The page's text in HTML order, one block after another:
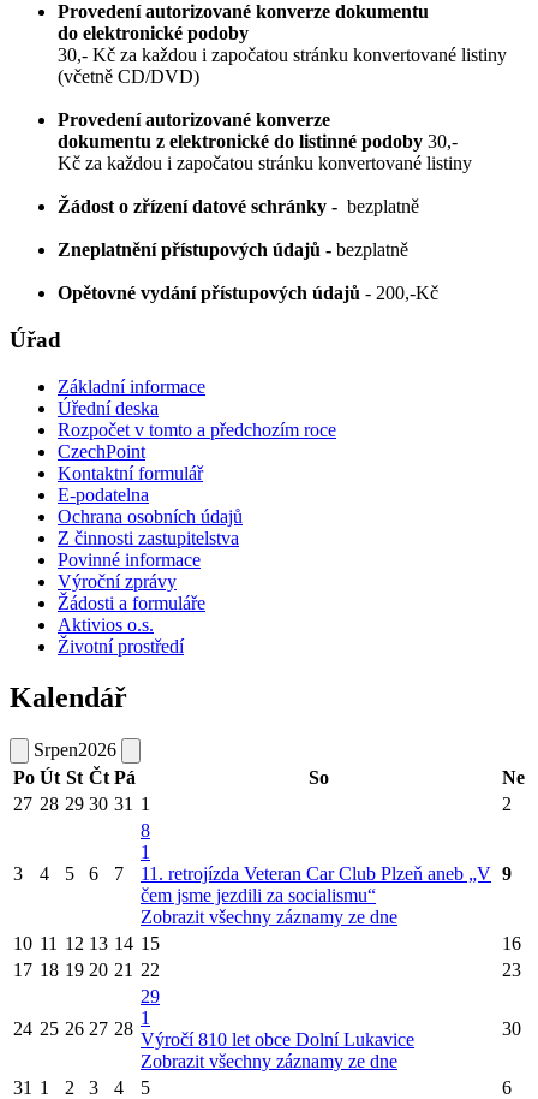
Provedení autorizované konverze dokumentu
do elektronické podoby
30,- Kč za každou i započatou stránku konvertované listiny
(včetně CD/DVD)
Provedení autorizované konverze
dokumentu z elektronické do listinné podoby 30,-
Kč za každou i započatou stránku konvertované listiny
Žádost o zřízení datové schránky - bezplatně
Zneplatnění přístupových údajů - bezplatně
Opětovné vydání přístupových údajů - 200,-Kč
Úřad
Základní informace
Úřední deska
Rozpočet v tomto a předchozím roce
CzechPoint
Kontaktní formulář
E-podatelna
Ochrana osobních údajů
Z činnosti zastupitelstva
Povinné informace
Výroční zprávy
Žádosti a formuláře
Aktivios o.s.
Životní prostředí
Kalendář
Srpen2026
Po Út St Čt Pá So
Ne
27 28 29 30 31 1 2
3 4 5 6 7
8
1
11. retrojízda Veteran Car Club Plzeň aneb „V
čem jsme jezdili za socialismu“
Zobrazit všechny záznamy ze dne
9
10 11 12 13 14 15
16
17 18 19 20 21 22 23
24 25 26 27 28
29
1
Výročí 810 let obce Dolní Lukavice
Zobrazit všechny záznamy ze dne
30
31 1 2 3 4 5 6